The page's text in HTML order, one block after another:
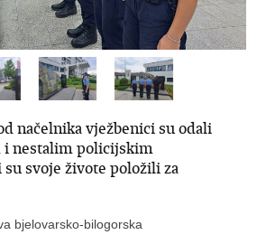
načelnika vježbenici su odali
i nestalim policijskim
svoje živote položili za
bjelovarsko-bilogorska